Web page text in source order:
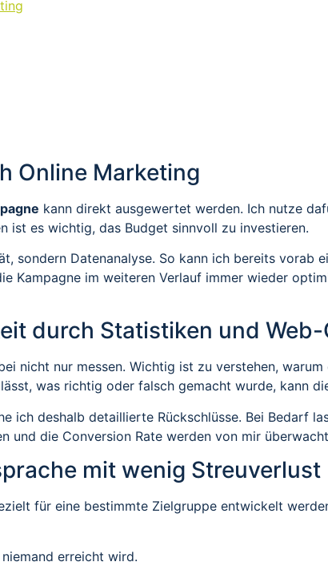
Online Marketing
kann direkt ausgewertet werden. Ich nutze
ist es wichtig, das Budget sinnvoll zu investieren.
sondern Datenanalyse. So kann ich bereits vorab
Kampagne im weiteren Verlauf immer wieder
durch Statistiken und
nicht nur messen. Wichtig ist zu verstehen,
was richtig oder falsch gemacht wurde, kann
ich deshalb detaillierte Rückschlüsse. Bei Bedarf
und die Conversion Rate werden von mir
mit wenig Streuverlust
für eine bestimmte Zielgruppe entwickelt
erreicht wird.